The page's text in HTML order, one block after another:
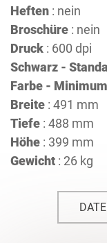
Heften : nein
Broschüre : nein
Druck : 600 dpi
Schwarz -
Farbe -
Breite : 491 mm
Tiefe : 488 mm
Höhe : 399 mm
Gewicht : 26 kg